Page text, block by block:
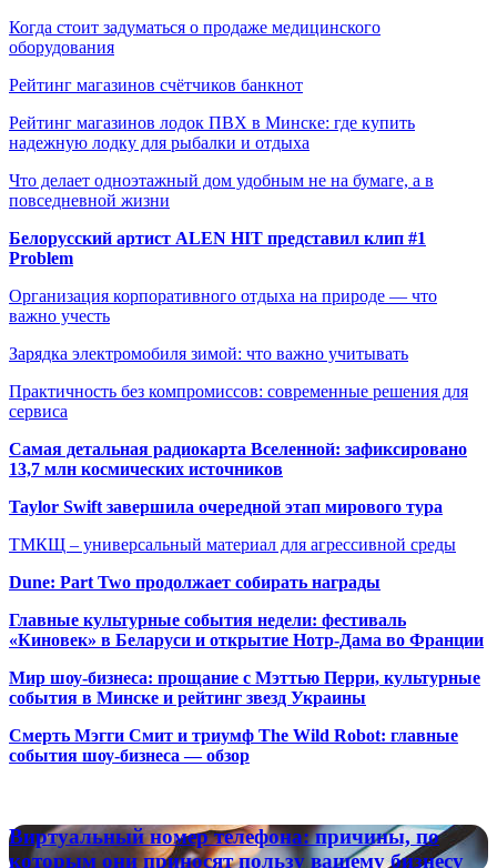
Когда стоит задуматься о продаже медицинского
оборудования
Рейтинг магазинов счётчиков банкнот
Рейтинг магазинов лодок ПВХ в Минске: где купить
надежную лодку для рыбалки и отдыха
Что делает одноэтажный дом удобным не на бумаге, а в
повседневной жизни
Белорусский артист ALEN HIT представил клип #1
Problem
Организация корпоративного отдыха на природе — что
важно учесть
Зарядка электромобиля зимой: что важно учитывать
Практичность без компромиссов: современные решения для
сервиса
Самая детальная радиокарта Вселенной: зафиксировано
13,7 млн космических источников
Taylor Swift завершила очередной этап мирового тура
ТМКЩ – универсальный материал для агрессивной среды
Dune: Part Two продолжает собирать награды
Главные культурные события недели: фестиваль
«Киновек» в Беларуси и открытие Нотр-Дама во Франции
Мир шоу-бизнеса: прощание с Мэттью Перри, культурные
события в Минске и рейтинг звезд Украины
Смерть Мэгги Смит и триумф The Wild Robot: главные
события шоу-бизнеса — обзор
Виртуальный
номер
Виртуальный номер телефона: причины, по
которым они приносят пользу вашему бизнесу